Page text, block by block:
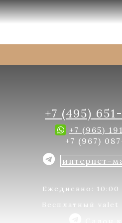
+7 (495)
+7 (965)
+7 (967)
интернет-
Ежедневно: 10:00
Бесплатный valet